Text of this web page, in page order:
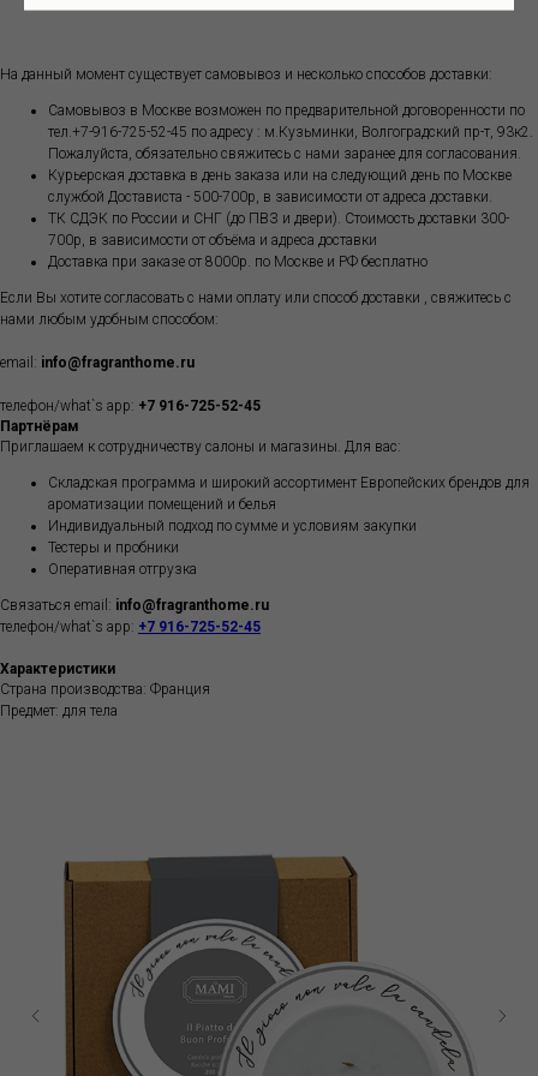
На данный момент существует самовывоз и несколько способов доставки:
Самовывоз в Москве возможен по предварительной договоренности по
тел.+7-916-725-52-45 по адресу : м.Кузьминки, Волгоградский пр-т, 93к2.
Пожалуйста, обязательно свяжитесь с нами заранее для согласования.
Курьерская доставка в день заказа или на следующий день по Москве
службой Достависта - 500-700р, в зависимости от адреса доставки.
ТК СДЭК по России и СНГ (до ПВЗ и двери). Стоимость доставки 300-
700р, в зависимости от объёма и адреса доставки
Доставка при заказе от 8000р. по Москве и РФ бесплатно
Если Вы хотите согласовать с нами оплату или способ доставки , свяжитесь с
нами любым удобным способом:
email: info@fragranthome.ru
телефон/what`s app: +7 916-725-52-45
Партнёрам
Приглашаем к сотрудничеству салоны и магазины. Для вас:
Складская программа и широкий ассортимент Европейских брендов для
ароматизации помещений и белья
Индивидуальный подход по сумме и условиям закупки
Тестеры и пробники
Оперативная отгрузка
Связаться email: info@fragranthome.ru
телефон/what`s app: +7 916-725-52-45
Характеристики
Страна производства: Франция
Предмет: для тела